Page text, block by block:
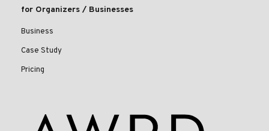
for Organizers / Businesses
Business
Case Study
Pricing